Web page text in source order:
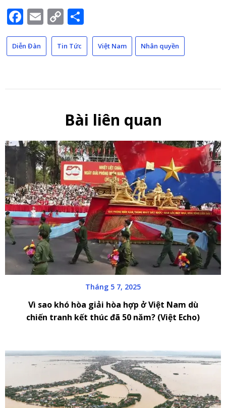
Facebook
Email
Copy
Link
Diễn Đàn Tin Tức Việt Nam Nhân quyền
Bài liên quan
Tháng 5 7, 2025
Vì sao khó hòa giải hòa hợp ở Việt Nam dù
chiến tranh kết thúc đã 50 năm? (Việt Echo)